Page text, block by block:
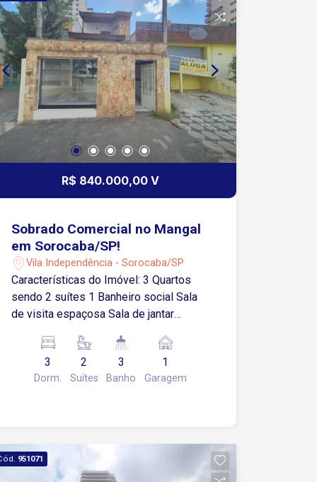
R$ 840.000,00 V
Sobrado Comercial no Mangal
em Sorocaba/SP!
Vila Independência - Sorocaba/SP
Características do Imóvel: 3 Quartos
sendo 2 suítes 1 Banheiro social Sala
de visita espaçosa Sala de jantar
Lavanderia coberta 1 vaga de garagem
coberta Destaques da Localização:
Fácil acesso à Av. General Carneiro
com alto fluxo e grande visibilidade
comercial
3
Dorm.
2
Suítes
3
Banho
1
Garagem
951071